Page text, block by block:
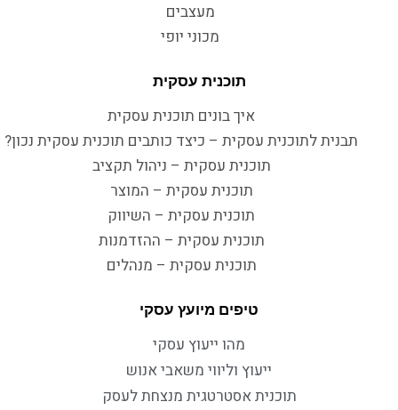
מעצבים
מכוני יופי
תוכנית עסקית
איך בונים תוכנית עסקית
תבנית לתוכנית עסקית – כיצד כותבים תוכנית עסקית נכון?
תוכנית עסקית – ניהול תקציב
תוכנית עסקית – המוצר
תוכנית עסקית – השיווק
תוכנית עסקית – ההזדמנות
תוכנית עסקית – מנהלים
טיפים מיועץ עסקי
מהו ייעוץ עסקי
ייעוץ וליווי משאבי אנוש
תוכנית אסטרטגית מנצחת לעסק